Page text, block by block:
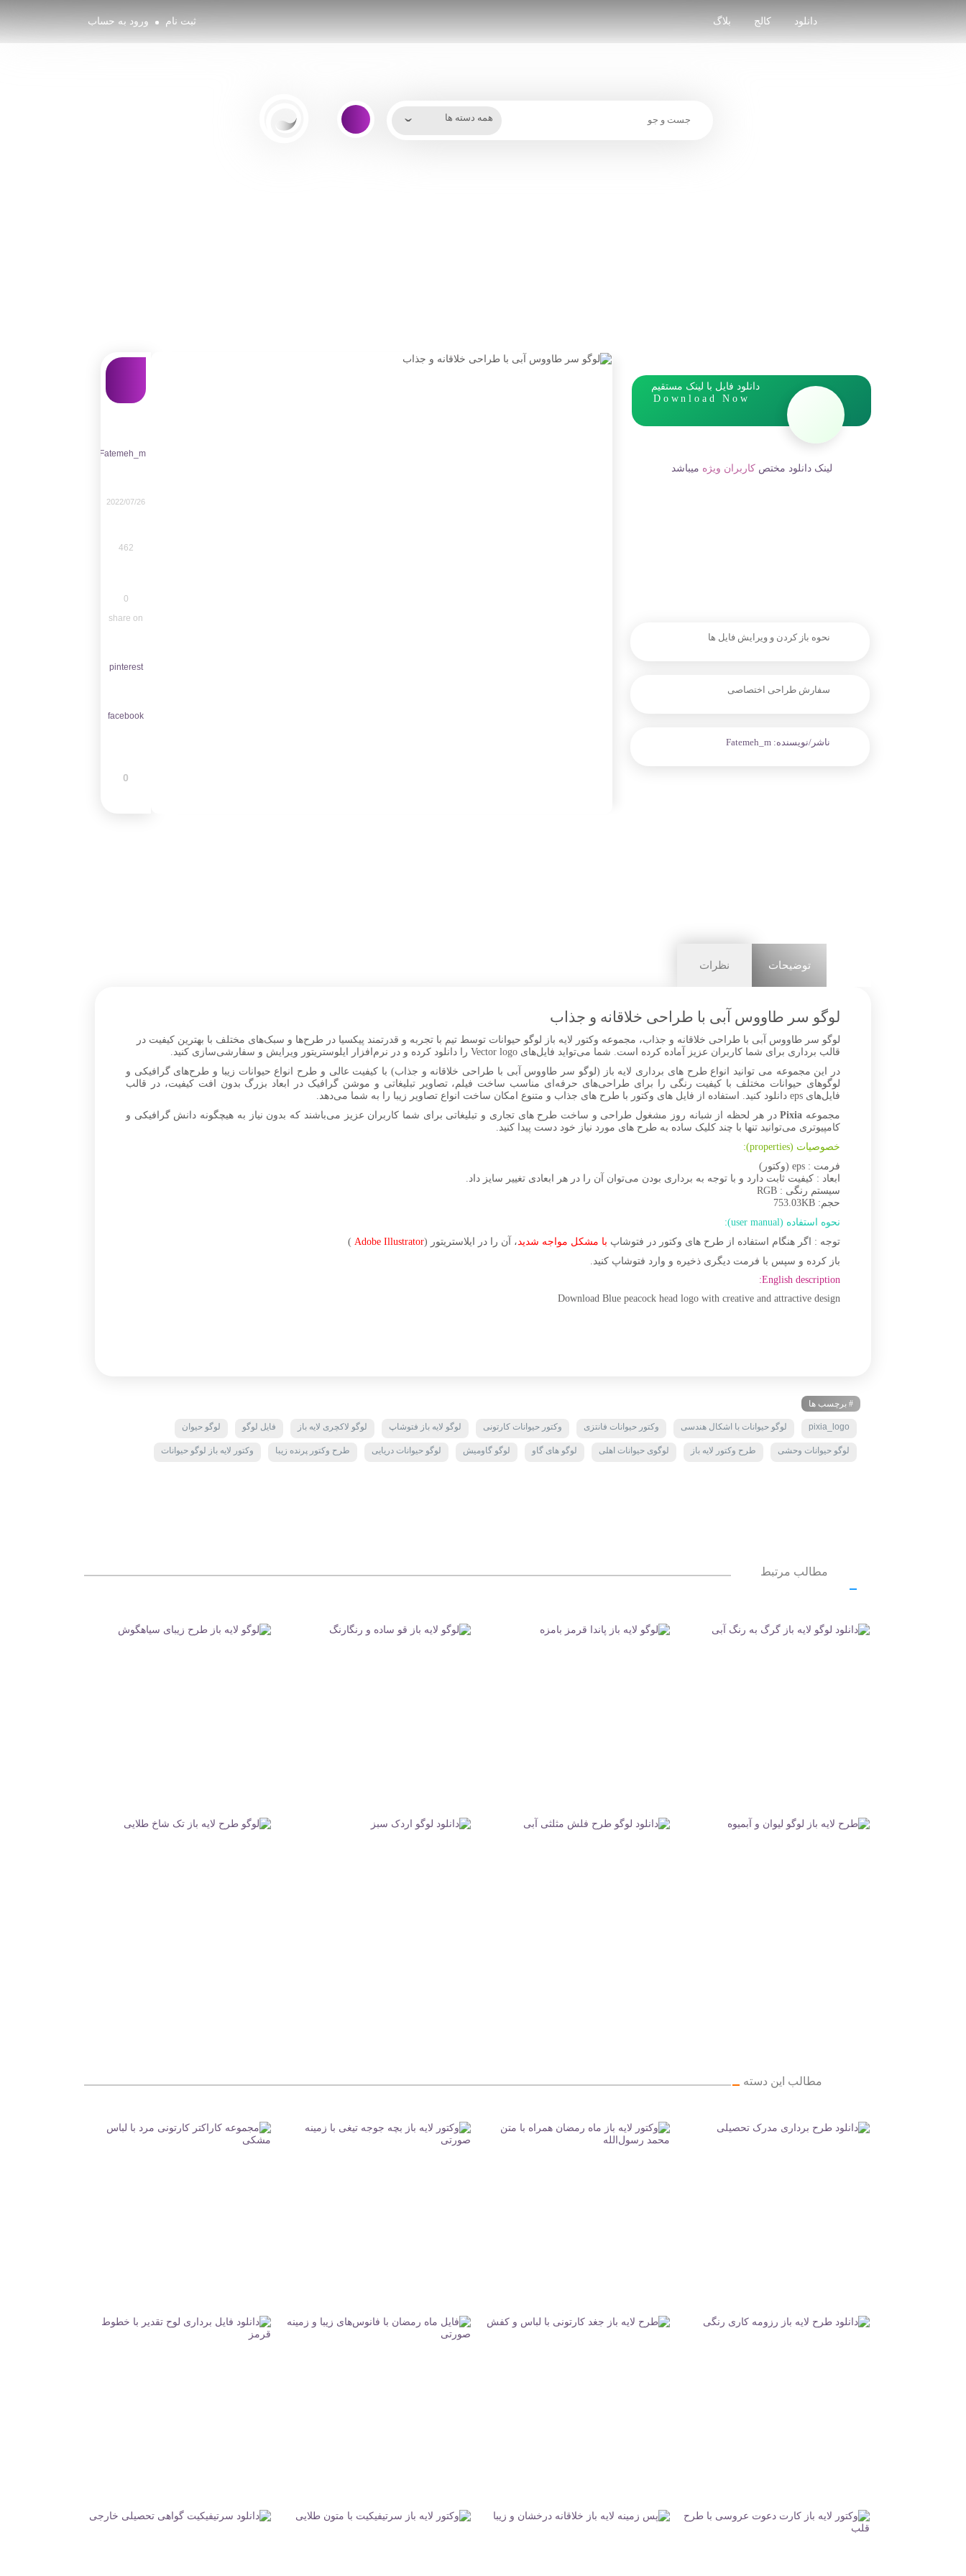
دانلود کالج بلاگ ثبت نام ورود به حساب
دانلود فایل با لینک مستقیم
Download Now
لینک دانلود مختصکاربران ویژه میباشد
نحوه باز کردن و ویرایش فایل ها
سفارش طراحی اختصاصی
ناشر/نویسنده: Fatemeh_m
Fatemeh_m
2022/07/26
462
0
share on
pinterest
facebook
0
توضیحات نظرات
لوگو سر طاووس آبی با طراحی خلاقانه و جذاب
لوگو سر طاووس آبی با طراحی خلاقانه و جذاب، مجموعه وکتور لایه باز لوگو حیوانات توسط تیم با تجربه و قدرتمند پیکسیا در طرح‌ها و سبک‌های مختلف با بهترین کیفیت در
قالب برداری برای شما کاربران عزیز آماده کرده است. شما می‌تواید فایل‌های Vector logo را دانلود کرده و در نرم‌افزار ایلوستریتور ویرایش و سفارشی‌سازی کنید.
در این مجموعه می توانید انواع طرح های برداری لایه باز (لوگو سر طاووس آبی با طراحی خلاقانه و جذاب) با کیفیت عالی و طرح انواع حیوانات زیبا و طرح‌های گرافیکی و
لوگوهای حیوانات مختلف با کیفیت رنگی را برای طراحی‌های حرفه‌ای مناسب ساخت فیلم، تصاویر تبلیغاتی و موشن گرافیک در ابعاد بزرگ بدون افت کیفیت، در قالب
فایل‌های eps دانلود کنید. استفاده از فایل های وکتور با طرح های جذاب و متنوع امکان ساخت انواع تصاویر زیبا را به شما می‌دهد.
مجموعه Pixia در هر لحظه از شبانه روز مشغول طراحی و ساخت طرح های تجاری و تبلیغاتی برای شما کاربران عزیز می‌باشند که بدون نیاز به هیچگونه دانش گرافیکی و
کامپیوتری می‌توانید تنها با چند کلیک ساده به طرح های مورد نیاز خود دست پیدا کنید.
خصوصیات (properties):
فرمت : eps (وکتور)
ابعاد : کیفیت ثابت دارد و با توجه به برداری بودن می‌توان آن را در هر ابعادی تغییر سایز داد.
سیستم رنگی : RGB
حجم: 753.03KB
نحوه استفاده (user manual):
توجه : اگر هنگام استفاده از طرح های وکتور در فتوشاپ با مشکل مواجه شدید، آن را در ایلاستریتور (Adobe Illustrator
)
باز کرده و سپس با فرمت دیگری ذخیره و وارد فتوشاپ کنید.
English description:
Download Blue peacock head logo with creative and attractive design
# برچسب ها
pixia_logo لوگو حیوانات با اشکال هندسی وکتور حیوانات فانتزی وکتور حیوانات کارتونی لوگو لایه باز فتوشاپ لوگو لاکچری لایه باز فایل لوگو لوگو حیوان
لوگو حیوانات وحشی طرح وکتور لایه باز لوگوی حیوانات اهلی لوگو های گاو لوگو گاومیش لوگو حیوانات دریایی طرح وکتور پرنده زیبا وکتور لایه باز لوگو حیوانات
مطالب مرتبط
مطالب این دسته